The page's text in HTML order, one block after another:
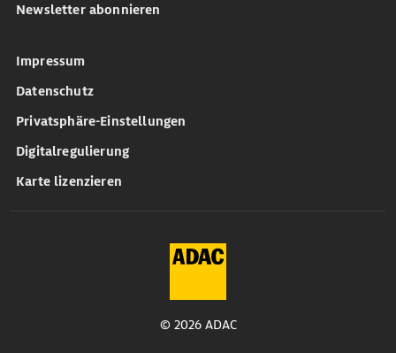
Newsletter abonnieren
Impressum
Datenschutz
Privatsphäre-Einstellungen
Digitalregulierung
Karte lizenzieren
© 2026 ADAC